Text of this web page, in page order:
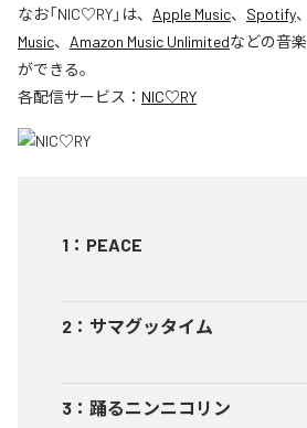
なお「NIC♡RY」は、 Apple Music、 Spotify、
Music、 Amazon Music Unlimitedなどの音
ができる。
各配信サービス： NIC♡RY
1 ： PEACE
2 ： サマグッタイム
3 ： 踊るニンニコリン